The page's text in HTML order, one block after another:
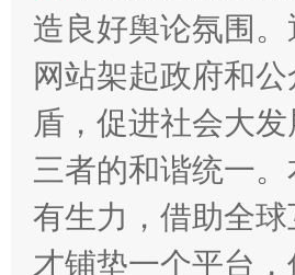
造良好舆论氛围
网站架起政府和
盾，促进社会大
三者的和谐统一
有生力，借助全
才铺垫一个平台